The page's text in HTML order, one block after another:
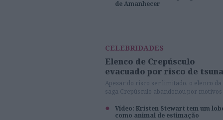
deliciar com a oportunidade de espreitar
de Amanhecer
CELEBRIDADES
Elenco de Crepúsculo
evacuado por risco de
Apesar do risco ser limitado, o elenco da
saga Crepúsculo abandonou por motivos
'Amanhecer'.
Vídeo: Kristen Stewart tem um
como animal de estimação